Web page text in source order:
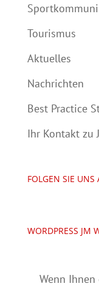
Tourismus
Aktuelles
Nachrichten
Best Practice
Ihr Kontakt zu
FOLGEN SIE
WORDPRESS JM
Wenn